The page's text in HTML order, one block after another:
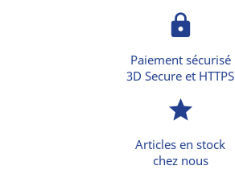
lock
Paiement sécurisé
3D Secure et HTTPS
star
Articles en stock
chez nous